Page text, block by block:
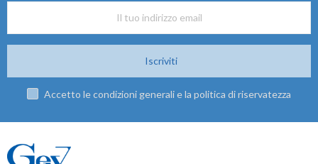
Iscriviti
Accetto le condizioni generali e la politica di riservatezza